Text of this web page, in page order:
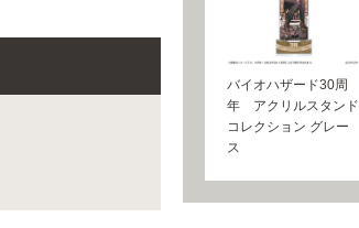
バイオハザード30周
年 アクリルスタンド
コレクション グレー
ス